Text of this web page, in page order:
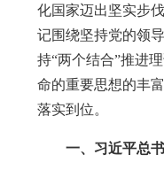
化国家迈出坚实步
记围绕坚持党的领
持“两个结合”推进
命的重要思想的丰
落实到位。
一、习近平总